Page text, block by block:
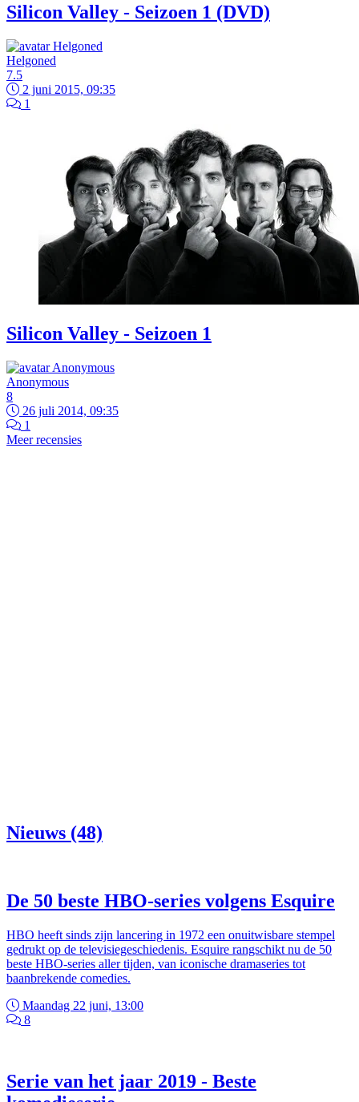
Silicon Valley - Seizoen 1 (DVD)
Helgoned
7.5
2 juni 2015, 09:35
1
Silicon Valley - Seizoen 1
Anonymous
8
26 juli 2014, 09:35
1
Meer recensies
Nieuws (48)
De 50 beste HBO-series volgens Esquire
HBO heeft sinds zijn lancering in 1972 een onuitwisbare stempel
gedrukt op de televisiegeschiedenis. Esquire rangschikt nu de 50
beste HBO-series aller tijden, van iconische dramaseries tot
baanbrekende comedies.
Maandag 22 juni, 13:00
8
Serie van het jaar 2019 - Beste